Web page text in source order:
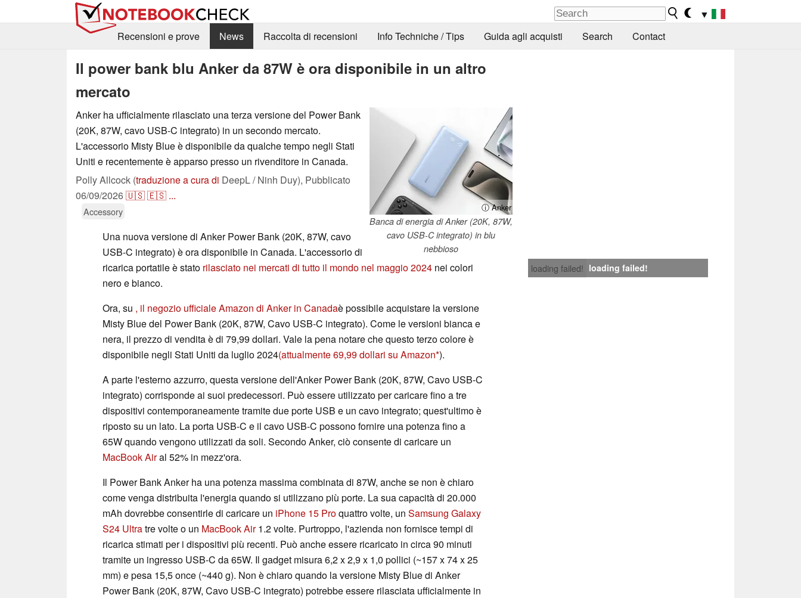
▼
Recensioni e prove
News Raccolta di recensioni Info Techniche / Tips Guida agli acquisti Search Contact
Il power bank blu Anker da 87W è ora disponibile in un altro
mercato
ⓘ Anker
Banca di energia di Anker (20K, 87W,
cavo USB-C integrato) in blu
nebbioso
Anker ha ufficialmente rilasciato una terza versione del Power Bank
(20K, 87W, cavo USB-C integrato) in un secondo mercato.
L'accessorio Misty Blue è disponibile da qualche tempo negli Stati
Uniti e recentemente è apparso presso un rivenditore in Canada.
Polly Allcock (traduzione a cura di DeepL / Ninh Duy), Pubblicato
06/09/2026🇺🇸🇪🇸 ...
Accessory
loading failed! loading failed!
Una nuova versione di Anker Power Bank (20K, 87W, cavo
USB-C integrato) è ora disponibile in Canada. L'accessorio di
ricarica portatile è stato rilasciato nei mercati di tutto il mondo nel maggio 2024 nei colori
nero e bianco.
Ora, su , il negozio ufficiale Amazon di Anker in Canadaè possibile acquistare la versione
Misty Blue del Power Bank (20K, 87W, Cavo USB-C integrato). Come le versioni bianca e
nera, il prezzo di vendita è di 79,99 dollari. Vale la pena notare che questo terzo colore è
disponibile negli Stati Uniti da luglio 2024(attualmente 69,99 dollari su Amazon ).
A parte l'esterno azzurro, questa versione dell'Anker Power Bank (20K, 87W, Cavo USB-C
integrato) corrisponde ai suoi predecessori. Può essere utilizzato per caricare fino a tre
dispositivi contemporaneamente tramite due porte USB e un cavo integrato; quest'ultimo è
riposto su un lato. La porta USB-C e il cavo USB-C possono fornire una potenza fino a
65W quando vengono utilizzati da soli. Secondo Anker, ciò consente di caricare un
MacBook Airal 52% in mezz'ora.
Il Power Bank Anker ha una potenza massima combinata di 87W, anche se non è chiaro
come venga distribuita l'energia quando si utilizzano più porte. La sua capacità di 20.000
mAh dovrebbe consentirle di caricare un iPhone 15 Proquattro volte, un Samsung Galaxy
S24 Ultratre volte o un MacBook Air1.2 volte. Purtroppo, l'azienda non fornisce tempi di
ricarica stimati per i dispositivi più recenti. Può anche essere ricaricato in circa 90 minuti
tramite un ingresso USB-C da 65W. Il gadget misura 6,2 x 2,9 x 1,0 pollici (~157 x 74 x 25
mm) e pesa 15,5 once (~440 g). Non è chiaro quando la versione Misty Blue di Anker
Power Bank (20K, 87W, Cavo USB-C integrato) potrebbe essere rilasciata ufficialmente in